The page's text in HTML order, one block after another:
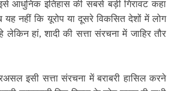
आधुनिक इतिहास की सबसे बड़ी गिरावट कहा
नहीं कि यूरोप या दूसरे विकसित देशों में लोग
लेकिन हां, शादी की सत्ता संरचना में जाहिर तौर
इसी सत्ता संरचना में बराबरी हासिल करने